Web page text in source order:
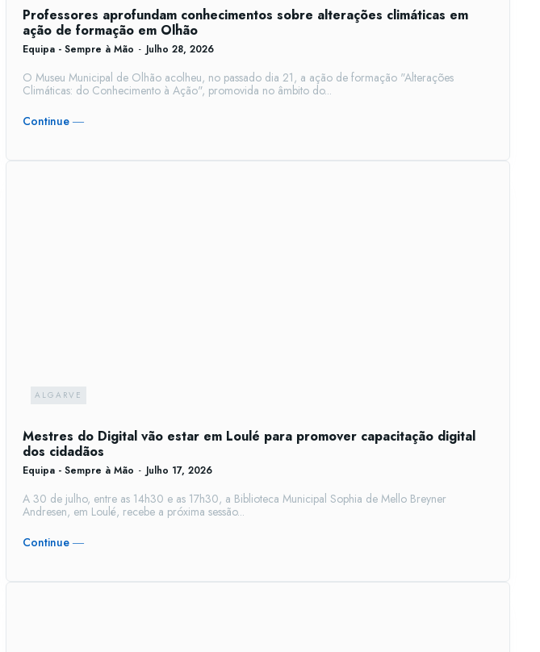
Professores aprofundam conhecimentos sobre alterações climáticas em
ação de formação em Olhão
Equipa - Sempre à Mão - Julho 28, 2026
O Museu Municipal de Olhão acolheu, no passado dia 21, a ação de formação "Alterações
Climáticas: do Conhecimento à Ação", promovida no âmbito do...
Continue ―
ALGARVE
Mestres do Digital vão estar em Loulé para promover capacitação digital
dos cidadãos
Equipa - Sempre à Mão - Julho 17, 2026
A 30 de julho, entre as 14h30 e as 17h30, a Biblioteca Municipal Sophia de Mello Breyner
Andresen, em Loulé, recebe a próxima sessão...
Continue ―